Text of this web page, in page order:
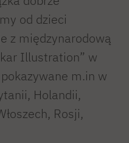
od dzieci
z międzynarodową
Illustration” w
m.in w
Holandii,
Rosji,